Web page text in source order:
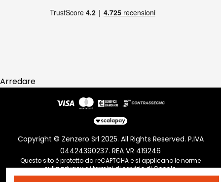
Arredare
Copyright © Zenzero Srl 2025. All Rights Reserved. P.IVA
04424390237. REA VR 419246
Questo sito è protetto da reCAPTCHA e si applicano le norme
sullaprivacye itermini di serviziodi Google.